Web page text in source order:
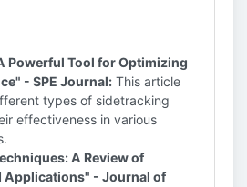
Powerful Tool for Optimizing
- SPE Journal: This article
types of sidetracking
effectiveness in various
A Review of
Applications" - Journal of